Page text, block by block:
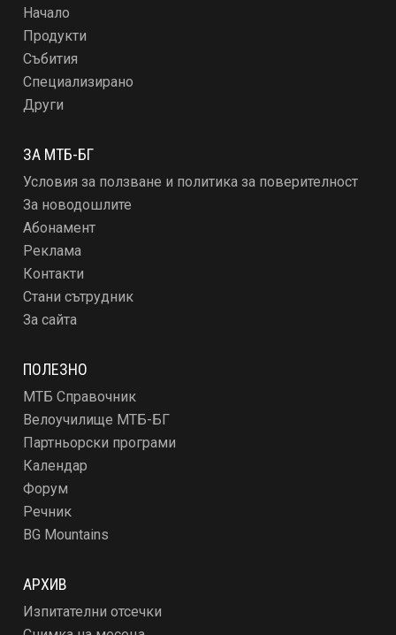
Начало
Продукти
Събития
Специализирано
Други
ЗА МТБ-БГ
Условия за ползване и политика за поверителност
За новодошлите
Абонамент
Реклама
Контакти
Стани сътрудник
За сайта
ПОЛЕЗНО
МТБ Справочник
Велоучилище МТБ-БГ
Партньорски програми
Календар
Форум
Речник
BG Mountains
АРХИВ
Изпитателни отсечки